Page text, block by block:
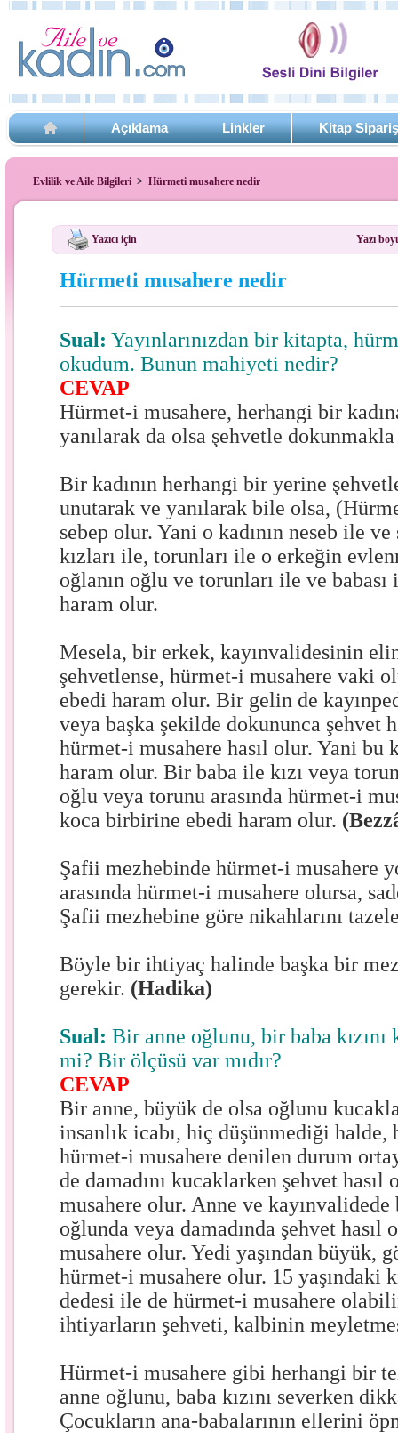
Açıklama Linkler Kitap
Evlilik ve Aile Bilgileri > Hürmeti musahere nedir
Yazıcı için Yazı
Hürmeti musahere nedir
Sual: Yayınlarınızdan bir kitapta,
okudum. Bunun mahiyeti nedir?
CEVAP
Hürmet-i musahere, herhangi bir
yanılarak da olsa şehvetle
Bir kadının herhangi bir yerine
unutarak ve yanılarak bile olsa,
sebep olur. Yani o kadının neseb ile
kızları ile, torunları ile o erkeğin
oğlanın oğlu ve torunları ile ve
haram olur.
Mesela, bir erkek, kayınvalidesinin
şehvetlense, hürmet-i musahere vaki
ebedi haram olur. Bir gelin de
veya başka şekilde dokununca şehvet
hürmet-i musahere hasıl olur. Yani bu
haram olur. Bir baba ile kızı veya
oğlu veya torunu arasında hürmet-i
koca birbirine ebedi haram olur.
Şafii mezhebinde hürmet-i musahere
arasında hürmet-i musahere olursa,
Şafii mezhebine göre nikahlarını
Böyle bir ihtiyaç halinde başka bir
gerekir. (Hadika)
Sual: Bir anne oğlunu, bir baba
mi? Bir ölçüsü var mıdır?
CEVAP
Bir anne, büyük de olsa oğlunu
insanlık icabı, hiç düşünmediği halde,
hürmet-i musahere denilen durum
de damadını kucaklarken şehvet
musahere olur. Anne ve kayınvalidede
oğlunda veya damadında şehvet
musahere olur. Yedi yaşından büyük,
hürmet-i musahere olur. 15 yaşındaki
dedesi ile de hürmet-i musahere
ihtiyarların şehveti, kalbinin
Hürmet-i musahere gibi herhangi bir
anne oğlunu, baba kızını severken
Çocukların ana-babalarının ellerini